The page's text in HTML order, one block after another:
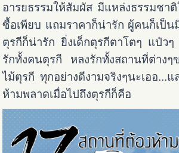
อารยธรรมให้สัมผัส มีแหล่งธรรมชา
ซื้อเพียบ แถมราคาก็น่ารัก ผู้คนก็เป็
ตุรกีก็น่ารัก ยิ่งเด็กตุรกีตาโตๆ แป๋ว
รักทั้งคนตุรกี หลงรักทั้งสถานที่ต่างๆ
ไม้ตุรกี ทุกอย่างดีงามจริงๆนะเออ...
ห้ามพลาดเมื่อไปถึงตุรกีก็คือ